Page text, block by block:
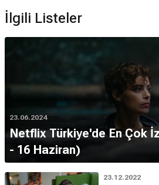
İlgili Listeler
23.06.2024
Netflix Türkiye'de En Çok
- 16 Haziran)
23.12.2022